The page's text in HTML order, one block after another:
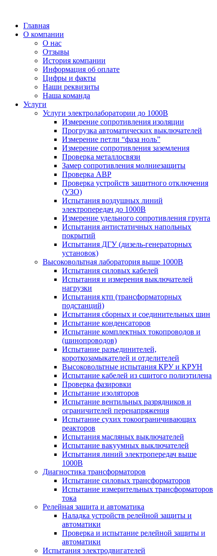
Главная
О компании
О нас
Отзывы
История компании
Информация об оплате
Цифры и факты
Наши реквизиты
Наша команда
Услуги
Услуги электролаборатории до 1000В
Измерение сопротивления изоляции
Прогрузка автоматических выключателей
Измерение петли “фаза ноль”
Измерение сопротивления заземления
Проверка металлосвязи
Замер сопротивления молниезащиты
Проверка АВР
Проверка устройств защитного отключения
(УЗО)
Испытания воздушных линий
электропередач до 1000В
Измерение удельного сопротивления грунта
Испытания антистатичных напольных
покрытий
Испытания ДГУ (дизель-генераторных
установок)
Высоковольтная лаборатория выше 1000В
Испытания силовых кабелей
Испытания и измерения выключателей
нагрузки
Испытания ктп (трансформаторных
подстанций)
Испытания сборных и соединительных шин
Испытание конденсаторов
Испытание комплектных токопроводов и
(шинопроводов)
Испытание разъединителей,
короткозамыкателей и отделителей
Высоковольтные испытания КРУ и КРУН
Испытание кабелей из сшитого полиэтилена
Проверка фазировки
Испытание изоляторов
Испытание вентильных разрядников и
ограничителей перенапряжения
Испытание сухих токоограничивающих
реакторов
Испытания масляных выключателей
Испытание вакуумных выключателей
Испытания линий электропередач выше
1000В
Диагностика трансформаторов
Испытание силовых трансформаторов
Испытание измерительных трансформаторов
тока
Релейная защита и автоматика
Наладка устройств релейной защиты и
автоматики
Проверка и испытание релейной защиты и
автоматики
Испытания электродвигателей